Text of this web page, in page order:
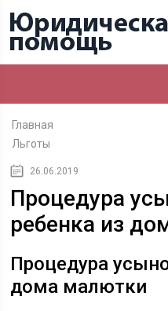
Главная
Льготы
26.06.2019
Процедура
ребенка из
Процедура
дома малютки